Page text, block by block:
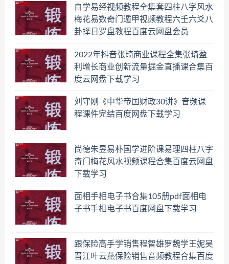
自学易经视频教程全集套四柱八字风水
梅花易数奇门遁甲视频教程六壬六爻八
卦择日罗盘教程百度云网盘会员
2022年抖音张琦商业课程全集张琦盈
利增长商业创新流量掘金直播课合集百
度云网盘下载学习
刘守刚《中华帝国财政30讲》音频课
程课件完结百度网盘下载学习
尚德朱昱易朴国学进阶课易理四柱八字
奇门梅花风水视频课程合集百度云网盘
下载学习
面相手相电子书合集105册pdf面相电
子书手相电子书百度网盘下载学习
跟保险高手学销售程智雄罗魏学王妮吴
晋江叶云燕保险销售音频教程合集百度